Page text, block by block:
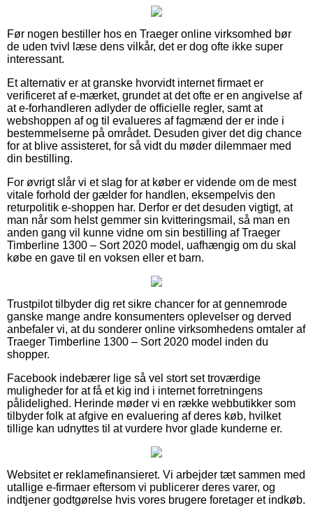
Før nogen bestiller hos en Traeger online virksomhed bør
de uden tvivl læse dens vilkår, det er dog ofte ikke super
interessant.
Et alternativ er at granske hvorvidt internet firmaet er
verificeret af e-mærket, grundet at det ofte er en angivelse af
at e-forhandleren adlyder de officielle regler, samt at
webshoppen af og til evalueres af fagmænd der er inde i
bestemmelserne på området. Desuden giver det dig chance
for at blive assisteret, for så vidt du møder dilemmaer med
din bestilling.
For øvrigt slår vi et slag for at køber er vidende om de mest
vitale forhold der gælder for handlen, eksempelvis den
returpolitik e-shoppen har. Derfor er det desuden vigtigt, at
man når som helst gemmer sin kvitteringsmail, så man en
anden gang vil kunne vidne om sin bestilling af Traeger
Timberline 1300 – Sort 2020 model, uafhængig om du skal
købe en gave til en voksen eller et barn.
Trustpilot tilbyder dig ret sikre chancer for at gennemrode
ganske mange andre konsumenters oplevelser og derved
anbefaler vi, at du sonderer online virksomhedens omtaler af
Traeger Timberline 1300 – Sort 2020 model inden du
shopper.
Facebook indebærer lige så vel stort set troværdige
muligheder for at få et kig ind i internet forretningens
pålidelighed. Herinde møder vi en række webbutikker som
tilbyder folk at afgive en evaluering af deres køb, hvilket
tillige kan udnyttes til at vurdere hvor glade kunderne er.
Websitet er reklamefinansieret. Vi arbejder tæt sammen med
utallige e-firmaer eftersom vi publicerer deres varer, og
indtjener godtgørelse hvis vores brugere foretager et indkøb.